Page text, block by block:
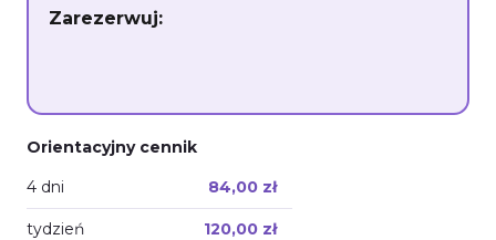
Zarezerwuj:
Orientacyjny cennik
4 dni
84,00 zł
tydzień 120,00 zł